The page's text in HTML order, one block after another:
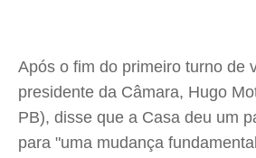
Após o fim do primeiro turno de
presidente da Câmara, Hugo
PB), disse que a Casa deu um
para "uma mudança